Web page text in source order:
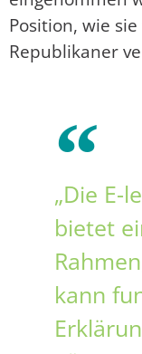
Position, wie
Republikaner
„Die E-
bietet
kann